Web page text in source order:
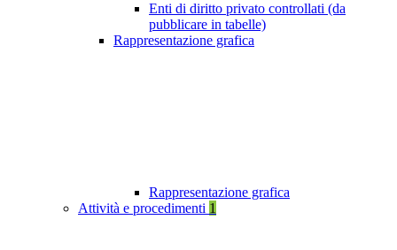
Enti di diritto privato controllati (da
pubblicare in tabelle)
Rappresentazione grafica
Rappresentazione grafica
Attività e procedimenti 1